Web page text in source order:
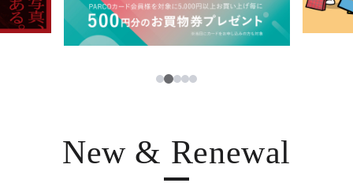
JP
1234
New & Renewal